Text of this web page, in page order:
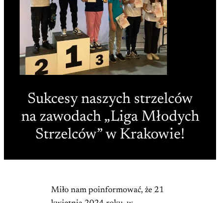
Sukcesy naszych strzelców
na zawodach „Liga Młodych
Strzelców” w Krakowie!
Miło nam poinformować, że 21